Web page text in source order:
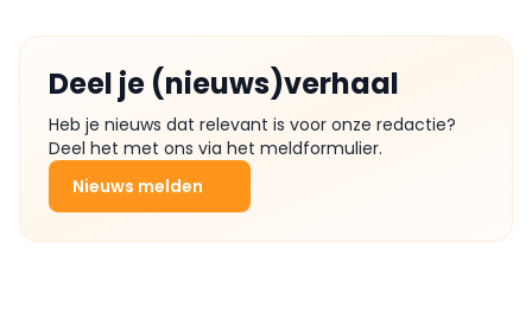
Deel je (nieuws)verhaal
Heb je nieuws dat relevant is voor onze redactie?
Deel het met ons via het meldformulier.
Nieuws melden